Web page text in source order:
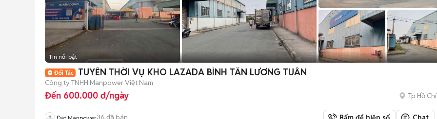
Tin nổi bật
TUYỂN THỜI VỤ KHO LAZADA BÌNH TÂN LƯƠNG TUẦN
Công ty TNHH Manpower Việt Nam
Đến 600.000 đ/ngày Tp Hồ
36 đã bán